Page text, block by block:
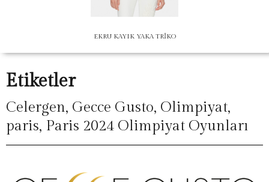
EKRU KAYIK YAKA TRİKO
Etiketler
Celergen, Gecce Gusto, Olimpiyat,
paris, Paris 2024 Olimpiyat Oyunları